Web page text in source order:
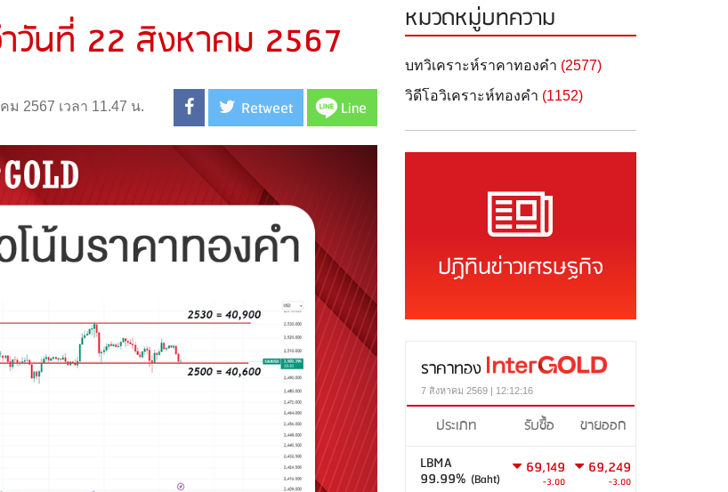
ำวันที่ 22 สิงหาคม 2567
ม 2567 เวลา 11.47 น. Retweet Line
หมวดหมู่บทความ
บทวิเคราะห์ราคาทองคำ (2577)
วิดีโอวิเคราะห์ทองคำ (1152)
ปฏิทินข่าวเศรษฐกิจ
ราคาทอง
7 สิงหาคม 2569 | 12:12:16
ประเภท รับซื้อ
ขายออก
LBMA
99.99% (Baht)
69,149
-3.00
69,249
-3.00